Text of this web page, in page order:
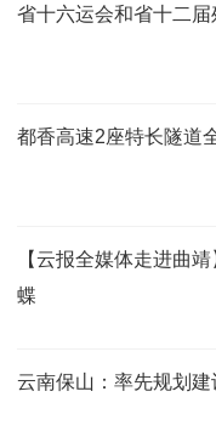
省十六运会和省十二
都香高速2座特长隧道
【云报全媒体走进曲
蝶
云南保山：率先规划